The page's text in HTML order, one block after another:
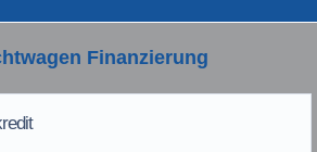
Finanzierung